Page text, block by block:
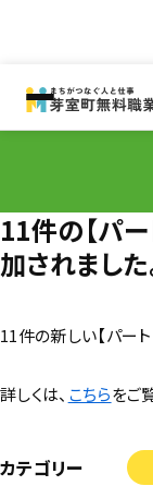
11件の【
11件の【パ
加されました
11件の新しい【パー
詳しくは、 こちらをご
カテゴリー